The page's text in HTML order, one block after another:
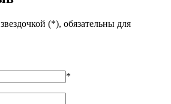
(*), обязательны для
*